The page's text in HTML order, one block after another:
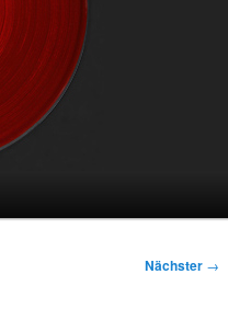
Nächster →